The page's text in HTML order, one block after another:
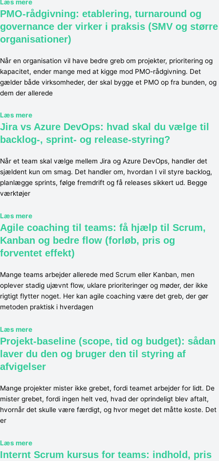
Læs mere
PMO-rådgivning: etablering, turnaround og
governance der virker i praksis (SMV og større
organisationer)
Når en organisation vil have bedre greb om projekter, prioritering og
kapacitet, ender mange med at kigge mod PMO-rådgivning. Det
gælder både virksomheder, der skal bygge et PMO op fra bunden, og
dem der allerede
Læs mere
Jira vs Azure DevOps: hvad skal du vælge til
backlog-, sprint- og release-styring?
Når et team skal vælge mellem Jira og Azure DevOps, handler det
sjældent kun om smag. Det handler om, hvordan I vil styre backlog,
planlægge sprints, følge fremdrift og få releases sikkert ud. Begge
værktøjer
Læs mere
Agile coaching til teams: få hjælp til Scrum,
Kanban og bedre flow (forløb, pris og
forventet effekt)
Mange teams arbejder allerede med Scrum eller Kanban, men
oplever stadig ujævnt flow, uklare prioriteringer og møder, der ikke
rigtigt flytter noget. Her kan agile coaching være det greb, der gør
metoden praktisk i hverdagen
Læs mere
Projekt-baseline (scope, tid og budget): sådan
laver du den og bruger den til styring af
afvigelser
Mange projekter mister ikke grebet, fordi teamet arbejder for lidt. De
mister grebet, fordi ingen helt ved, hvad der oprindeligt blev aftalt,
hvornår det skulle være færdigt, og hvor meget det måtte koste. Det
er
Læs mere
Internt Scrum kursus for teams: indhold, pris